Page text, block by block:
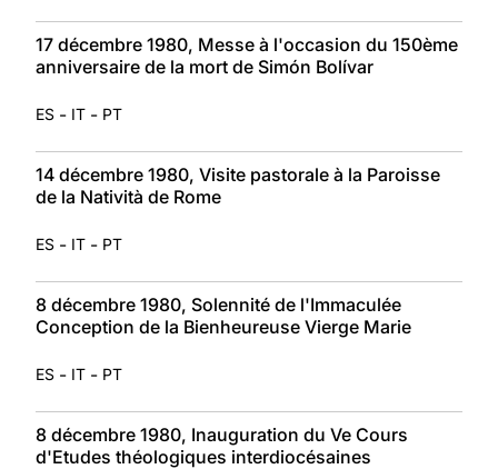
17 décembre 1980, Messe à l'occasion du 150ème
anniversaire de la mort de Simón Bolívar
ES - IT - PT
14 décembre 1980, Visite pastorale à la Paroisse
de la Natività de Rome
ES - IT - PT
8 décembre 1980, Solennité de l'Immaculée
Conception de la Bienheureuse Vierge Marie
ES - IT - PT
8 décembre 1980, Inauguration du Ve Cours
d'Etudes théologiques interdiocésaines